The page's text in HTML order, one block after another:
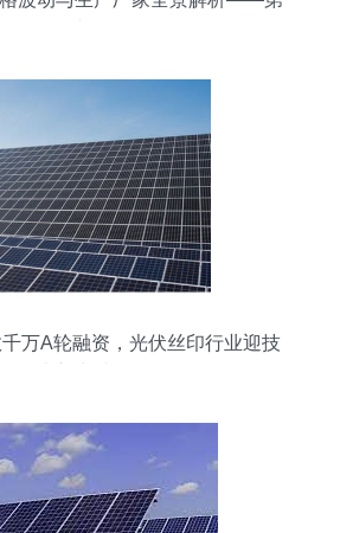
万A轮融资，光伏丝印行业迎技